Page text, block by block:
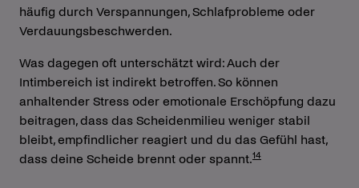
häufig durch Verspannungen, Schlafprobleme oder
Verdauungsbeschwerden.
Was dagegen oft unterschätzt wird: Auch der
Intimbereich ist indirekt betroffen. So können
anhaltender Stress oder emotionale Erschöpfung dazu
beitragen, dass das Scheidenmilieu weniger stabil
bleibt, empfindlicher reagiert und du das Gefühl hast,
dass deine Scheide brennt oder spannt.14